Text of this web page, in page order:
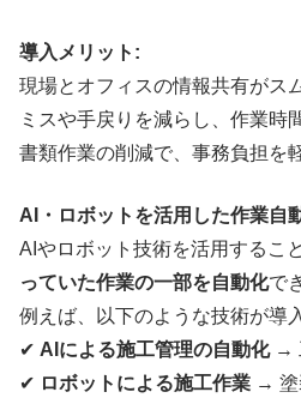
導入メリット:
現場とオフィスの情報共有がス
ミスや手戻りを減らし、作業時
書類作業の削減で、事務負担を
AI・ロボットを活用した作業自
AIやロボット技術を活用すること
っていた作業の一部を自動化で
例えば、以下のような技術が導
✔ AIによる施工管理の自動化→
✔ ロボットによる施工作業 → 塗